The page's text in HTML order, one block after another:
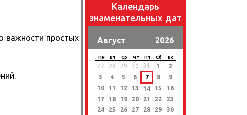
важности простых
Календарь
знаменательных дат
Август 2026
Пн Вт Ср Чт Пт Сб Вс
27 28 29 30 31 1
2
3
4 5 6 7 8
9
10
11 12 13 14 15
16
17
18 19 20 21 22
23
24
25 26 27 28 29
30